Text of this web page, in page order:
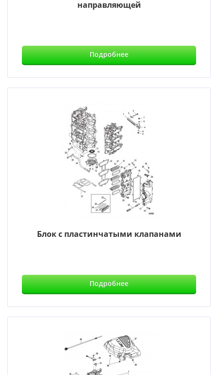
направляющей
Подробнее
Блок с пластинчатыми клапанами
Подробнее